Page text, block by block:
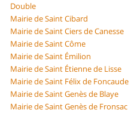
Double
Mairie de Saint Cibard
Mairie de Saint Ciers de Canesse
Mairie de Saint Côme
Mairie de Saint Émilion
Mairie de Saint Étienne de Lisse
Mairie de Saint Félix de Foncaude
Mairie de Saint Genès de Blaye
Mairie de Saint Genès de Fronsac